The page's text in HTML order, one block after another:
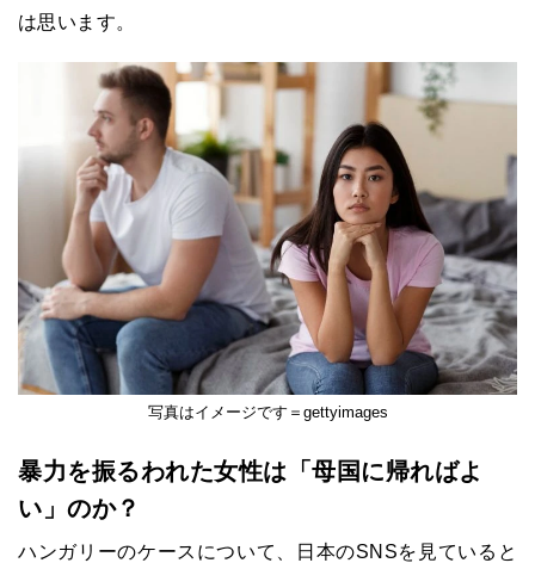
は思います。
写真はイメージです＝gettyimages
暴力を振るわれた女性は「母国に帰ればよ
い」のか？
ハンガリーのケースについて、日本のSNSを見ていると